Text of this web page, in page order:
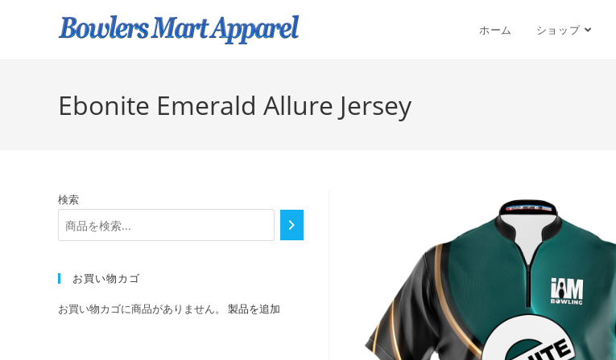
ホーム ショップ
Ebonite Emerald Allure Jersey
検索
お買い物カゴ
お買い物カゴに商品がありません。 製品を追加